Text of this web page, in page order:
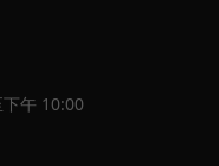
午 10:00